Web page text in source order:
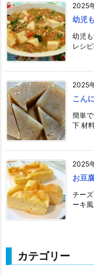
2025
幼児
幼児
レシ
2025
こん
簡単
下 材
2025
お豆
チー
ーキ
カテゴリー